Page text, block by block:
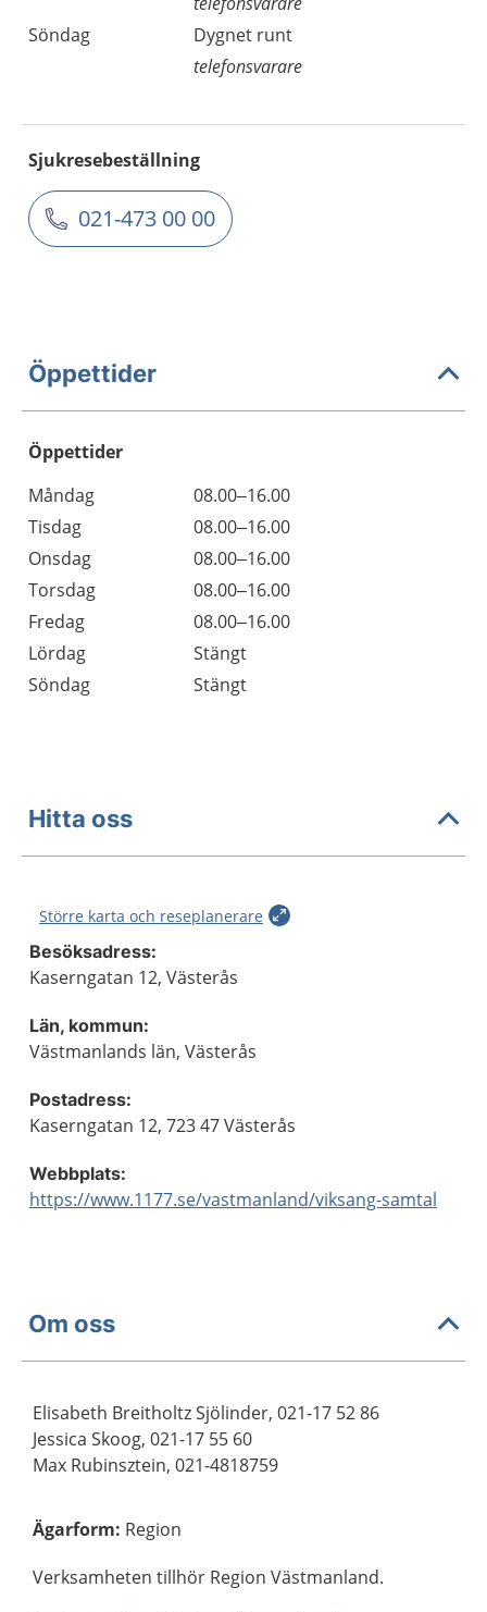
Söndag
Dygnet runt
telefonsvarare
Sjukresebeställning
021-473 00 00
Öppettider
Öppettider
Dag
Öppettider
Kommentarer
Måndag
08.00–16.00
Tisdag
08.00–16.00
Onsdag
08.00–16.00
Torsdag
08.00–16.00
Fredag
08.00–16.00
Lördag
Stängt
Söndag
Stängt
Hitta oss
Större karta och reseplanerare
Besöksadress:
Kaserngatan 12, Västerås
Län, kommun:
Västmanlands län, Västerås
Postadress:
Kaserngatan 12, 723 47 Västerås
Webbplats:
https://www.1177.se/vastmanland/viksang-samtal
Om oss
Elisabeth Breitholtz Sjölinder, 021-17 52 86
Jessica Skoog, 021-17 55 60
Max Rubinsztein, 021-4818759
Ägarform: Region
Verksamheten tillhör Region Västmanland.